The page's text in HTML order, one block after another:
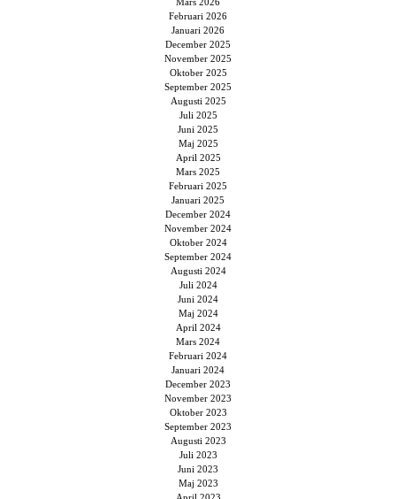
Februari 2026
Januari 2026
December 2025
November 2025
Oktober 2025
September 2025
Augusti 2025
Juli 2025
Juni 2025
Maj 2025
April 2025
Mars 2025
Februari 2025
Januari 2025
December 2024
November 2024
Oktober 2024
September 2024
Augusti 2024
Juli 2024
Juni 2024
Maj 2024
April 2024
Mars 2024
Februari 2024
Januari 2024
December 2023
November 2023
Oktober 2023
September 2023
Augusti 2023
Juli 2023
Juni 2023
Maj 2023